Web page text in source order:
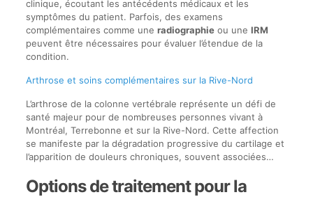
clinique, écoutant les antécédents médicaux et les
symptômes du patient. Parfois, des examens
complémentaires comme une radiographieou une IRM
peuvent être nécessaires pour évaluer l’étendue de la
condition.
Arthrose et soins complémentaires sur la Rive-Nord
L’arthrose de la colonne vertébrale représente un défi de
santé majeur pour de nombreuses personnes vivant à
Montréal, Terrebonne et sur la Rive-Nord. Cette affection
se manifeste par la dégradation progressive du cartilage et
l’apparition de douleurs chroniques, souvent associées…
Options de traitement pour la